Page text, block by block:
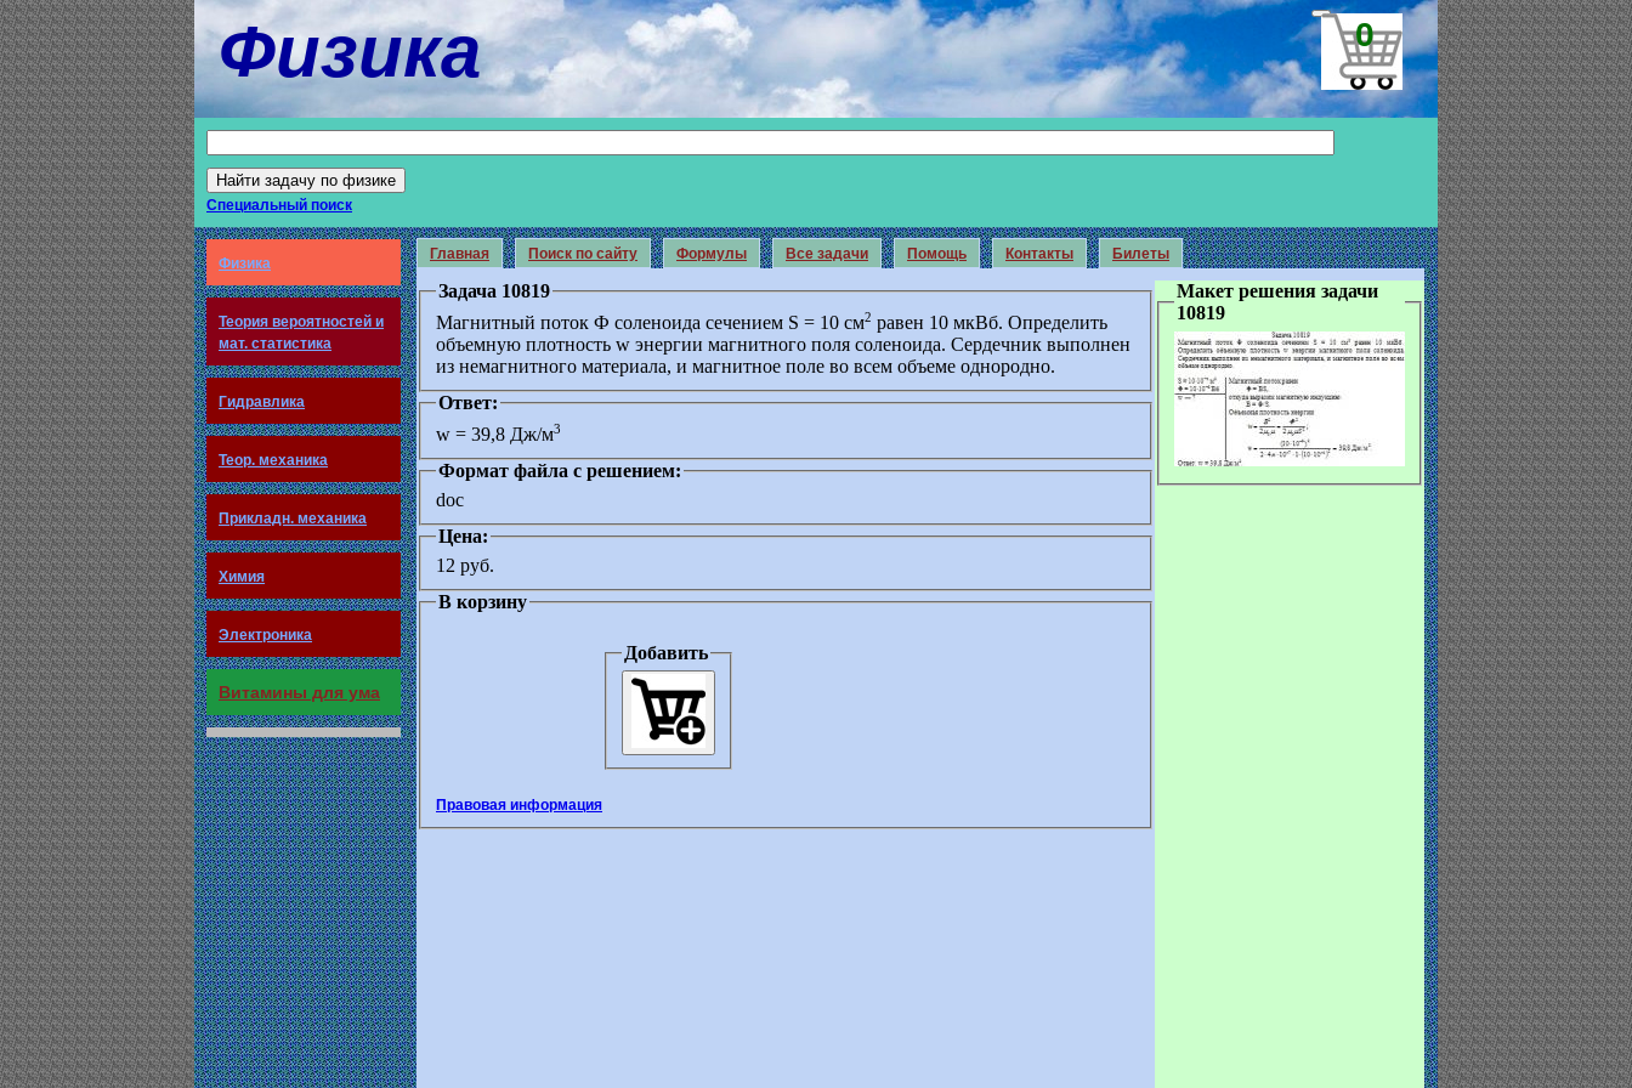
Физика 0
Специальный поиск
Физика
Теория вероятностей и
мат. статистика
Гидравлика
Теор. механика
Прикладн. механика
Химия
Электроника
Витамины для ума
Главная Поиск по сайту Формулы Все задачи Помощь Контакты Билеты
Задача 10819
Магнитный поток Ф соленоида сечением S = 10 см2 равен 10 мкВб. Определить
объемную плотность w энергии магнитного поля соленоида. Сердечник выполнен
из немагнитного материала, и магнитное поле во всем объеме однородно.
Макет решения задачи
10819
Ответ:
w = 39,8 Дж/м3
Формат файла с решением:
doc
Цена:
12 руб.
В корзину
Добавить
Правовая информация